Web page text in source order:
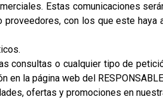
Estas comunicaciones
con los que este haya
consultas o cualquier tipo de
la página web del
ofertas y promociones en